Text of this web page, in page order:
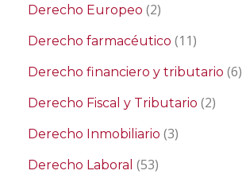
Derecho Europeo (2)
Derecho farmacéutico (11)
Derecho financiero y tributario (6)
Derecho Fiscal y Tributario (2)
Derecho Inmobiliario (3)
Derecho Laboral (53)